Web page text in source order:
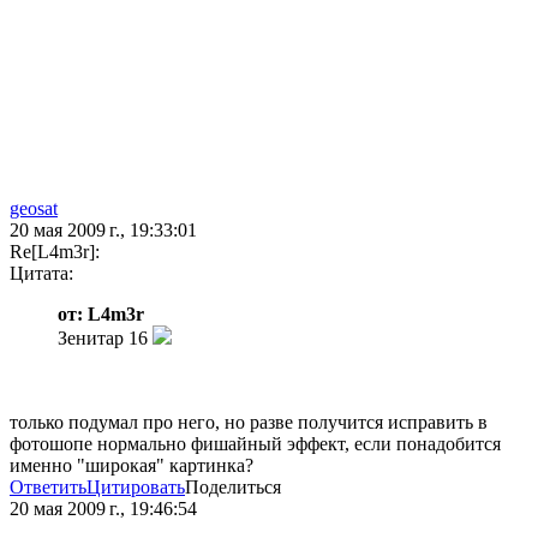
geosat
20 мая 2009 г., 19:33:01
Re[L4m3r]:
Цитата:
от: L4m3r
Зенитар 16
только подумал про него, но разве получится исправить в
фотошопе нормально фишайный эффект, если понадобится
именно "широкая" картинка?
ОтветитьЦитироватьПоделиться
20 мая 2009 г., 19:46:54